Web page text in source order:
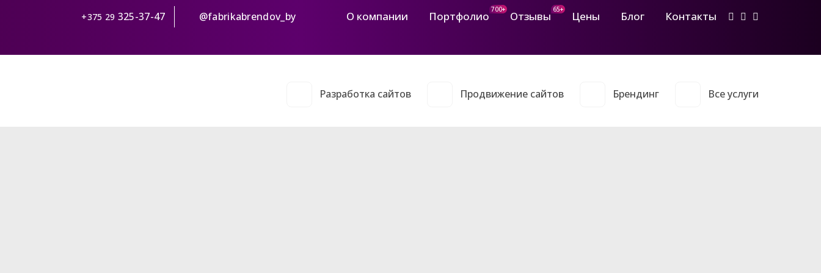
+375 29 325-37-47 @fabrikabrendov_by О компании Портфолио 700+ Отзывы 65+ Цены Блог Контакты
Разработка сайтов Продвижение сайтов Брендинг Все услуги